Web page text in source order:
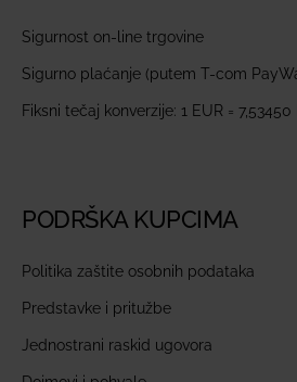
Sigurnost on-line trgovine
Sigurno plaćanje (putem T-com
Fiksni tečaj konverzije: 1 EUR = 7,53450
PODRŠKA KUPCIMA
Politika zaštite osobnih podataka
Predstavke i pritužbe
Jednostrani raskid ugovora